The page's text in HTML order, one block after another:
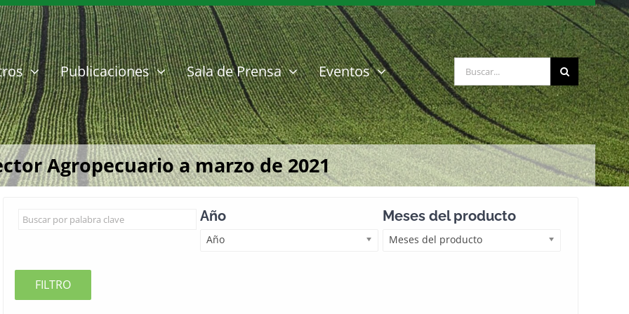
Publicaciones Sala de Prensa Eventos Buscar:
Agropecuario a marzo de 2021
Año
Año
Meses del producto
Meses del producto
FILTRO